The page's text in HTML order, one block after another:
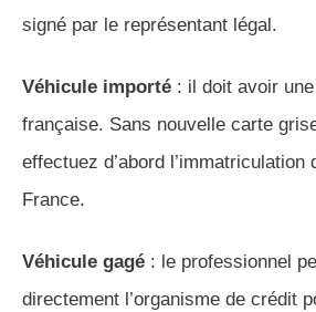
signé par le représentant légal.
Véhicule importé : il doit avoir
française. Sans nouvelle carte
effectuez d’abord l’immatriculation
France.
Véhicule gagé : le professionnel
directement l’organisme de crédit